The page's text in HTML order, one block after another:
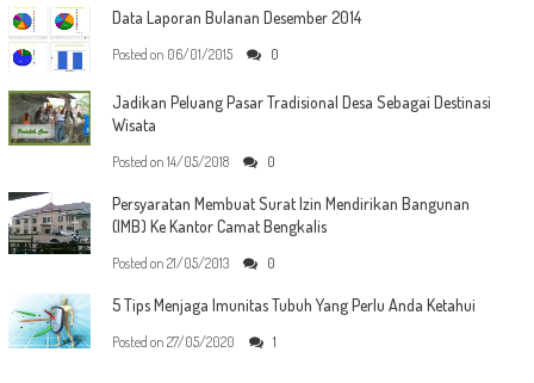
Data Laporan Bulanan Desember 2014
Posted on 06/01/2015 0
Jadikan Peluang Pasar Tradisional Desa Sebagai Destinasi
Wisata
Posted on 14/05/2018 0
Persyaratan Membuat Surat Izin Mendirikan Bangunan
(IMB) Ke Kantor Camat Bengkalis
Posted on 21/05/2013 0
5 Tips Menjaga Imunitas Tubuh Yang Perlu Anda Ketahui
Posted on 27/05/2020 1